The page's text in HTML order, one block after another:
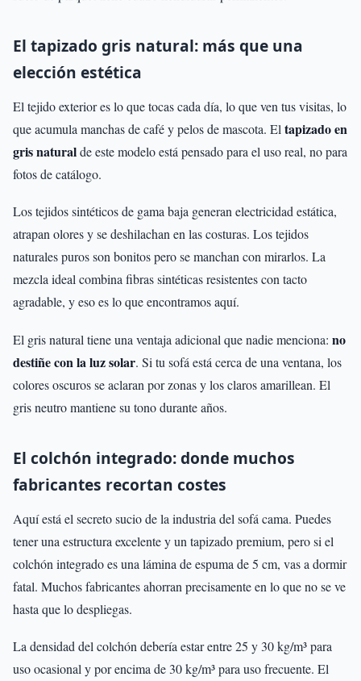
El tapizado gris natural: más que una
elección estética
El tejido exterior es lo que tocas cada día, lo que ven tus visitas, lo
que acumula manchas de café y pelos de mascota. El tapizado en
gris naturalde este modelo está pensado para el uso real, no para
fotos de catálogo.
Los tejidos sintéticos de gama baja generan electricidad estática,
atrapan olores y se deshilachan en las costuras. Los tejidos
naturales puros son bonitos pero se manchan con mirarlos. La
mezcla ideal combina fibras sintéticas resistentes con tacto
agradable, y eso es lo que encontramos aquí.
El gris natural tiene una ventaja adicional que nadie menciona: no
destiñe con la luz solar. Si tu sofá está cerca de una ventana, los
colores oscuros se aclaran por zonas y los claros amarillean. El
gris neutro mantiene su tono durante años.
El colchón integrado: donde muchos
fabricantes recortan costes
Aquí está el secreto sucio de la industria del sofá cama. Puedes
tener una estructura excelente y un tapizado premium, pero si el
colchón integrado es una lámina de espuma de 5 cm, vas a dormir
fatal. Muchos fabricantes ahorran precisamente en lo que no se ve
hasta que lo despliegas.
La densidad del colchón debería estar entre 25 y 30 kg/m³ para
uso ocasional y por encima de 30 kg/m³ para uso frecuente. El